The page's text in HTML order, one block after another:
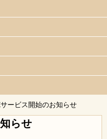
ービス開始のお知らせ
らせ